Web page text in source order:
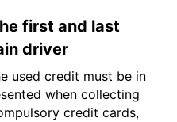
first and last
driver
used credit must be in
when collecting
credit cards,